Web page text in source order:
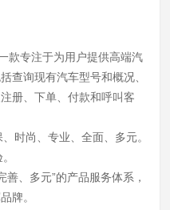
款专注于为用户提供高端汽
查询现有汽车型号和概况、
册、下单、付款和呼叫客
时尚、专业、全面、多元。
、多元”的产品服务体系，
牌。